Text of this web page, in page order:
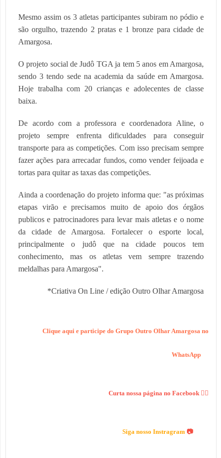
Mesmo assim os 3 atletas participantes subiram no pódio e
são orgulho, trazendo 2 pratas e 1 bronze para cidade de
Amargosa.
O projeto social de Judô TGA ja tem 5 anos em Amargosa,
sendo 3 tendo sede na academia da saúde em Amargosa.
Hoje trabalha com 20 crianças e adolecentes de classe
baixa.
De acordo com a professora e coordenadora Aline, o
projeto sempre enfrenta dificuldades para conseguir
transporte para as competições. Com isso precisam sempre
fazer ações para arrecadar fundos, como vender feijoada e
tortas para quitar as taxas das competições.
Ainda a coordenação do projeto informa que: "as próximas
etapas virão e precisamos muito de apoio dos órgãos
publicos e patrocinadores para levar mais atletas e o nome
da cidade de Amargosa. Fortalecer o esporte local,
principalmente o judô que na cidade poucos tem
conhecimento, mas os atletas vem sempre trazendo
meldalhas para Amargosa".
*Criativa On Line / edição Outro Olhar Amargosa
Clique aqui e participe do Grupo Outro Olhar Amargosa no
WhatsApp
Curta nossa página no Facebook 👍🏻
Siga nosso Instragram 📷